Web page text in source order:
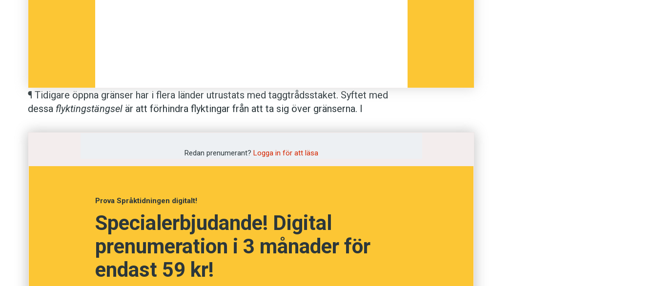
¶ Tidigare öppna gränser har i flera länder utrustats med taggtrådsstaket. Syftet med
dessa flyktingstängsel är att förhindra flyktingar från att ta sig över gränserna. I
besök i parken: ”Minimuseet Cruel designs tar ett brett grepp på de innovationer
Redan prenumerant? Logga in för att läsa
Prova Språktidningen digitalt!
Specialerbjudande! Digital
prenumeration i 3 månader för
endast 59 kr!